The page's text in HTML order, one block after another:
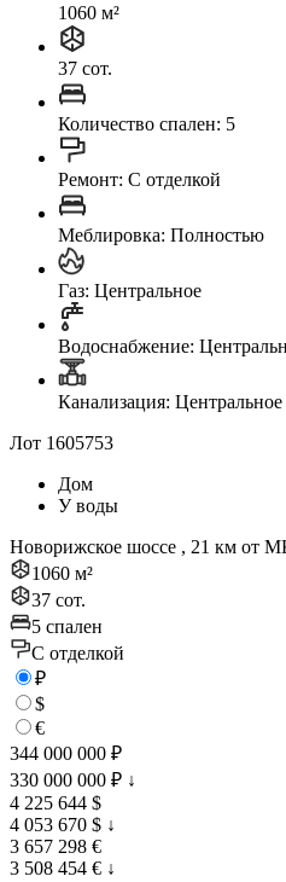
1060 м²
37 сот.
Количество спален: 5
Ремонт: C отделкой
Меблировка: Полностью
Газ: Центральное
Водоснабжение:
Канализация: Центральное
Лот 1605753
Дом
У воды
Новорижское шоссе , 21 км от
1060 м²
37 сот.
5 спален
C отделкой
₽
$
€
344 000 000 ₽
330 000 000 ₽ ↓
4 225 644 $
4 053 670 $ ↓
3 657 298 €
3 508 454 € ↓